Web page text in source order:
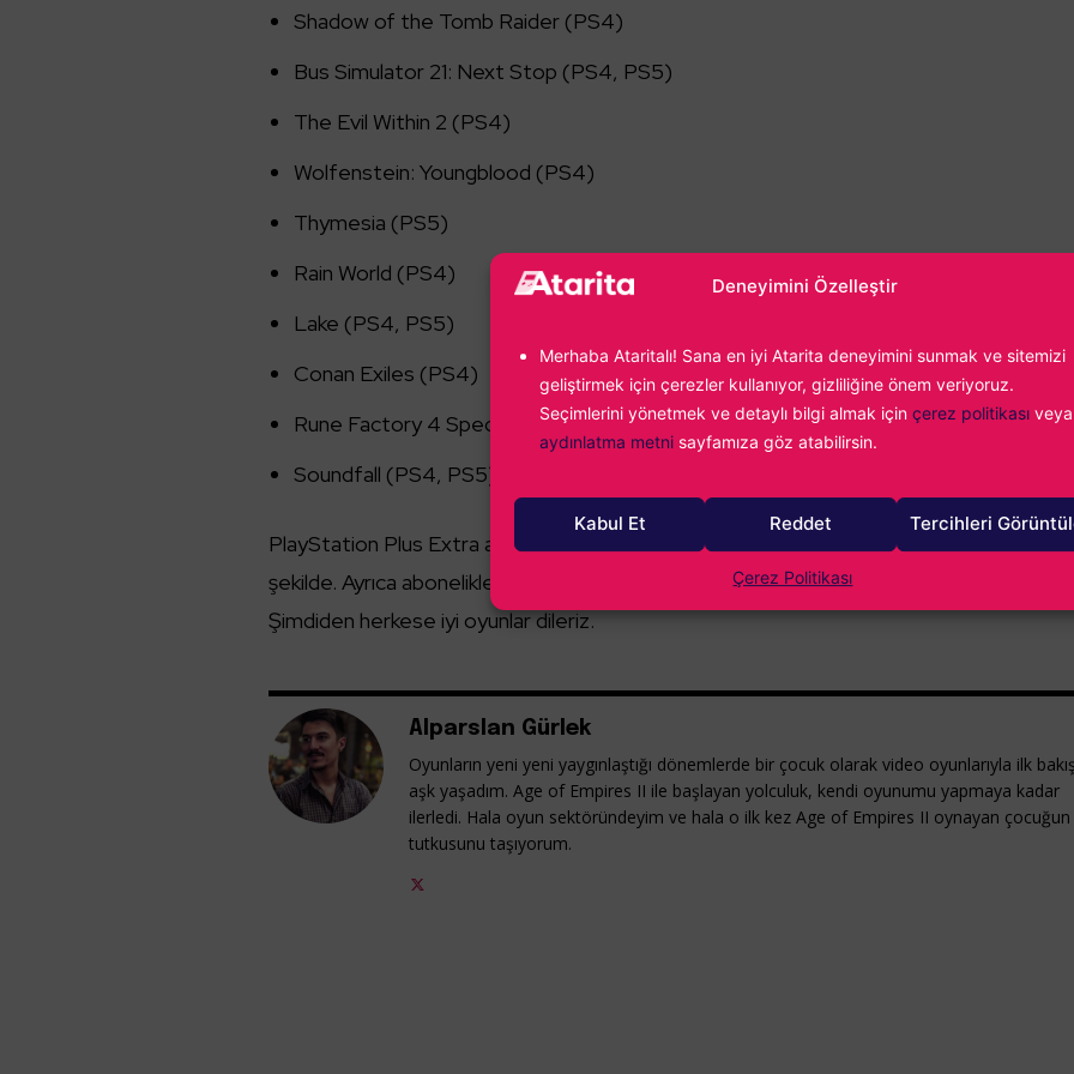
Deneyimini Özelleştir
Merhaba Ataritalı! Sana en iyi Atarita deneyimini sunmak ve sitemizi
geliştirmek için çerezler kullanıyor, gizliliğine önem veriyoruz.
Seçimlerini yönetmek ve detaylı bilgi almak için çerez politikası veya
aydınlatma metni sayfamıza göz atabilirsin.
Kabul Et Reddet Tercihleri
Çerez Politikası
Shadow of the Tomb Raider (PS4)
Bus Simulator 21: Next Stop (PS4, PS5)
The Evil Within 2 (PS4)
Wolfenstein: Youngblood (PS4)
Thymesia (PS5)
Rain World (PS4)
Lake (PS4, PS5)
Conan Exiles (PS4)
Rune Factory 4 Special (PS4)
Soundfall (PS4, PS5)
PlayStation Plus Extra aboneleri için bu ay Oyun Kataloğu kısmına eklenecek oyunlar
şekilde. Ayrıca abonelikler ve avantajlar hakkında bilgi almak için de
Şimdiden herkese iyi oyunlar dileriz.
Alparslan Gürlek
Oyunların yeni yeni yaygınlaştığı dönemlerde bir çocuk olarak video oyunlarıyla ilk
aşk yaşadım. Age of Empires II ile başlayan yolculuk, kendi oyunumu yapmaya kadar
ilerledi. Hala oyun sektöründeyim ve hala o ilk kez Age of Empires II oynayan çocuğun
tutkusunu taşıyorum.